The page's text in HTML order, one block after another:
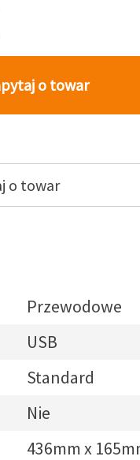
o towar
o towar
Przewodowe
USB
Standard
Nie
436mm x